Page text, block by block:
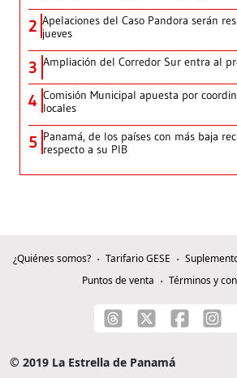
2 Apelaciones del Caso Pandora serán
jueves
3 Ampliación del Corredor Sur entra al
4 Comisión Municipal apuesta por
locales
5 Panamá, de los países con más baja
respecto a su PIB
¿Quiénes somos? Tarifario GESE
Puntos de venta
Términos y
© 2019 La Estrella de Panamá